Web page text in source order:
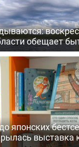
обещает
японских
выставка